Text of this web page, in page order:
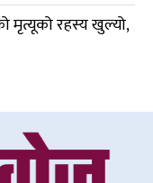
मृत्यूको रहस्य खुल्यो,